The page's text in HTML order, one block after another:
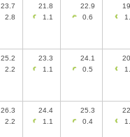
23.7
2.8
21.8
1.1
22.9
0.6
25.2
2.2
23.3
1.1
24.1
0.5
26.3
2.2
24.4
1.1
25.3
0.4